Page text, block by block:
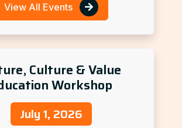
View All Events
Culture & Value
Workshop
July 1, 2026